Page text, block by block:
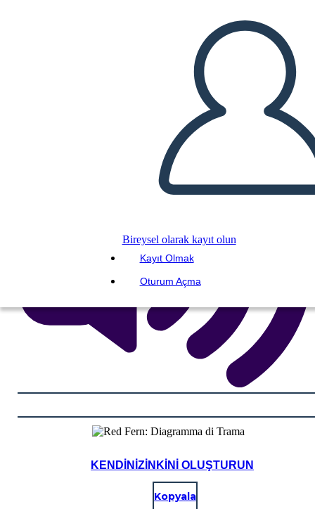
Bireysel olarak kayıt olun
Kayıt Olmak
Oturum Açma
Bu Öykü Panosunu kopyala
BİR HİKAYE PANOSU OLUŞTUR
SLAYT GÖSTERİSİNİ OYNAT
BENİ OKU
KENDINIZINKINI OLUŞTURUN
Kopyala